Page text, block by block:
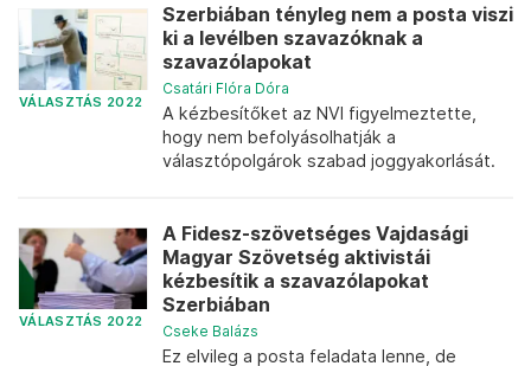
VÁLASZTÁS 2022
Szerbiában tényleg nem a posta viszi
ki a levélben szavazóknak a
szavazólapokat
Csatári Flóra Dóra
A kézbesítőket az NVI figyelmeztette,
hogy nem befolyásolhatják a
választópolgárok szabad joggyakorlását.
VÁLASZTÁS 2022
A Fidesz-szövetséges Vajdasági
Magyar Szövetség aktivistái
kézbesítik a szavazólapokat
Szerbiában
Cseke Balázs
Ez elvileg a posta feladata lenne, de